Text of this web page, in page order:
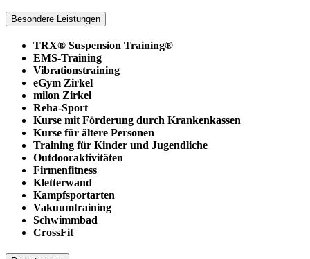
Besondere Leistungen
TRX® Suspension Training®
EMS-Training
Vibrationstraining
eGym Zirkel
milon Zirkel
Reha-Sport
Kurse mit Förderung durch Krankenkassen
Kurse für ältere Personen
Training für Kinder und Jugendliche
Outdooraktivitäten
Firmenfitness
Kletterwand
Kampfsportarten
Vakuumtraining
Schwimmbad
CrossFit